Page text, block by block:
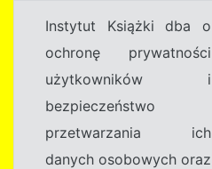
Instytut Książki dba o
ochronę prywatności
użytkowników i
bezpieczeństwo
przetwarzania ich
danych osobowych oraz